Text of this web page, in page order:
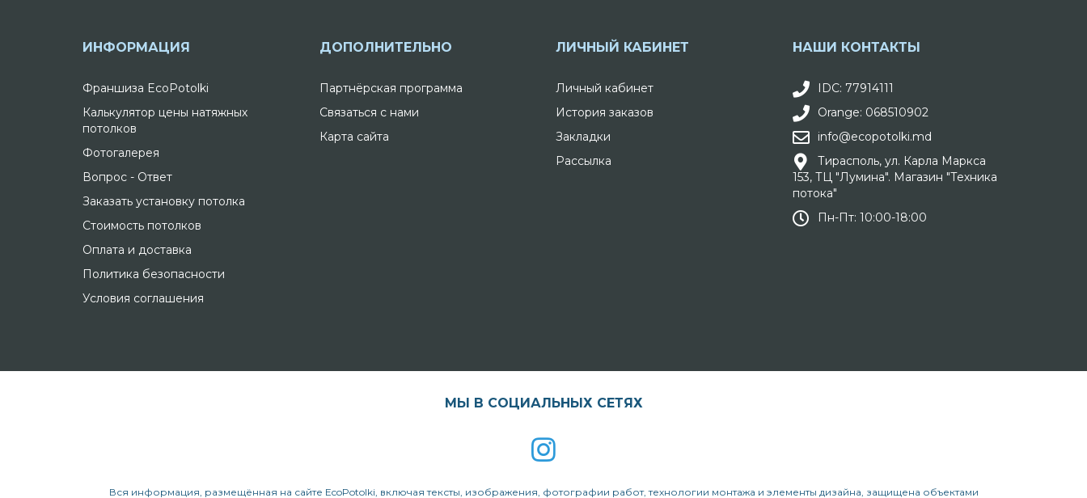
ИНФОРМАЦИЯ
Франшиза EcoPotolki
Калькулятор цены натяжных
потолков
Фотогалерея
Вопрос - Ответ
Заказать установку потолка
Стоимость потолков
Оплата и доставка
Политика безопасности
Условия соглашения
ДОПОЛНИТЕЛЬНО
Партнёрская программа
Связаться с нами
Карта сайта
ЛИЧНЫЙ КАБИНЕТ
Личный кабинет
История заказов
Закладки
Рассылка
НАШИ КОНТАКТЫ
IDC: 77914111
Orange: 068510902
info@ecopotolki.md
Тирасполь, ул. Карла Маркса
153, ТЦ "Лумина". Магазин "Техника
потока"
Пн-Пт: 10:00-18:00
МЫ В СОЦИАЛЬНЫХ СЕТЯХ
Вся информация, размещённая на сайте EcoPotolki, включая тексты, изображения, фотографии работ, технологии монтажа и элементы дизайна, защищена объектами